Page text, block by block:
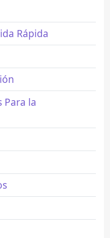
Rápida
Para la